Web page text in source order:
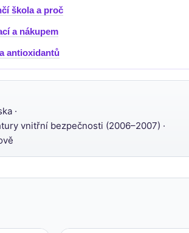
škola a proč
a nákupem
antioxidantů
·
vnitřní bezpečnosti (2006–2007) ·